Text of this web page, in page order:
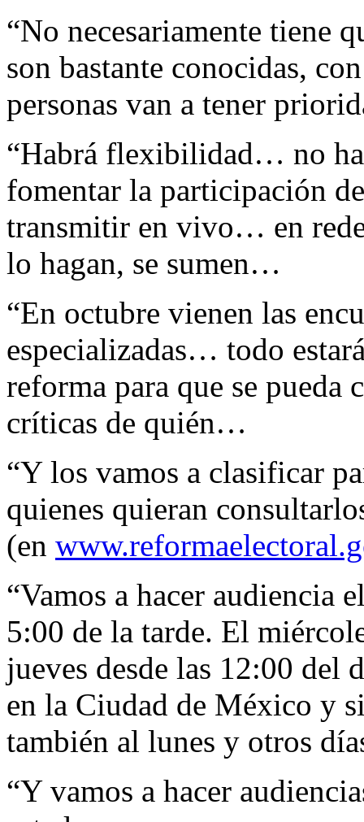
“No necesariamente tiene
son bastante conocidas,
personas van a tener
“Habrá flexibilidad… no
fomentar la participación
transmitir en vivo… en
lo hagan, se sumen…
“En octubre vienen las
especializadas… todo
reforma para que se
críticas de quién…
“Y los vamos a clasificar
quienes quieran
(en
“Vamos a hacer audiencia
5:00 de la tarde. El
jueves desde las 12:00 del
en la Ciudad de México y
también al lunes y otros
“Y vamos a hacer